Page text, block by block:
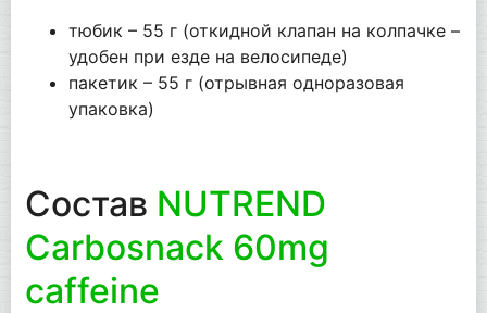
тюбик – 55 г (откидной клапан на колпачке –
удобен при езде на велосипеде)
пакетик – 55 г (отрывная одноразовая
упаковка)
Состав NUTREND
Carbosnack 60mg
caffeine